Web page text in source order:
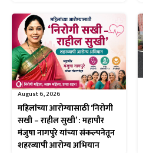
August 6, 2026
महिलांच्या आरोग्यासाठी ‘निरोगी
सखी – राहील सुखी’ : महापौर
मंजुषा नागपुरे यांच्या संकल्पनेतून
शहरव्यापी आरोग्य अभियान